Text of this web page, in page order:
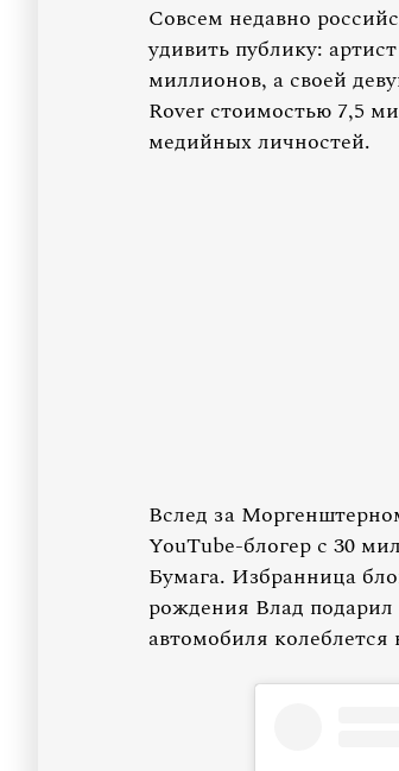
Совсем недавно
удивить публику:
миллионов, а своей
Rover стоимостью 7,5
медийных личностей.
Вслед за
YouTube-блогер с 30
Бумага. Избранница
рождения Влад
автомобиля колеблется